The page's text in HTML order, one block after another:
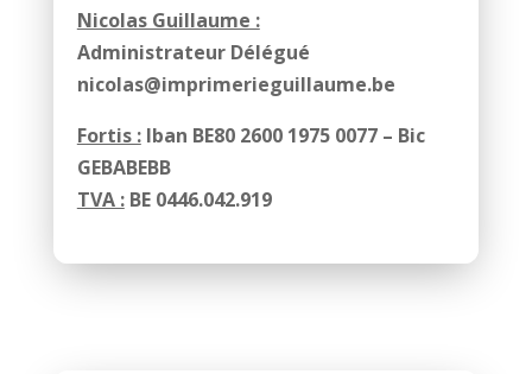
Nicolas Guillaume :
Administrateur Délégué
nicolas@imprimerieguillaume.be
Fortis :Iban BE80 2600 1975 0077 – Bic
GEBABEBB
TVA :BE 0446.042.919